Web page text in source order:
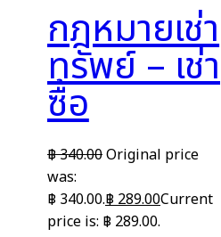
กฎหมายเช่า
ทรัพย์ – เช่า
ซื้อ
฿340.00Original price
was:
฿ 340.00.฿289.00Current
price is: ฿ 289.00.